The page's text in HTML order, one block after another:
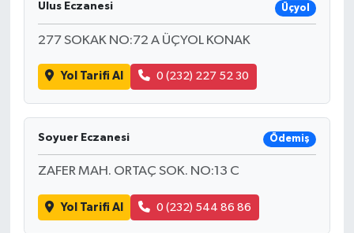
Ulus Eczanesi Üçyol
277 SOKAK NO:72 A ÜÇYOL KONAK
Yol Tarifi Al 0 (232) 227 52 30
Soyuer Eczanesi Ödemiş
ZAFER MAH. ORTAÇ SOK. NO:13 C
Yol Tarifi Al 0 (232) 544 86 86